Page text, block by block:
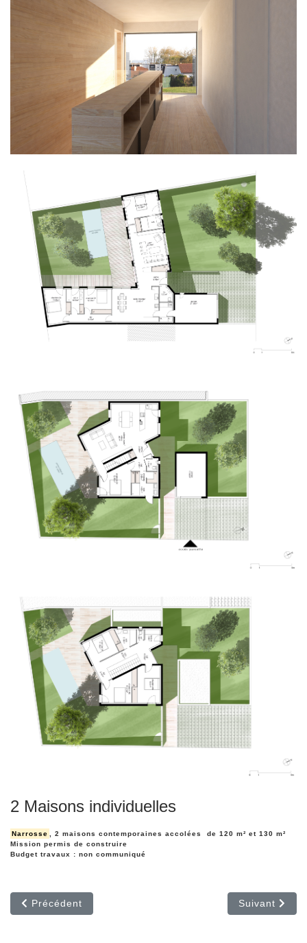
2 Maisons individuelles
Narrosse
, 2 maisons contemporaines accolées de 120 m² et 130 m²
Mission permis de construire
Budget travaux : non communiqué
Article précédent : Résidence Amassade
Précédent Article
Suivant